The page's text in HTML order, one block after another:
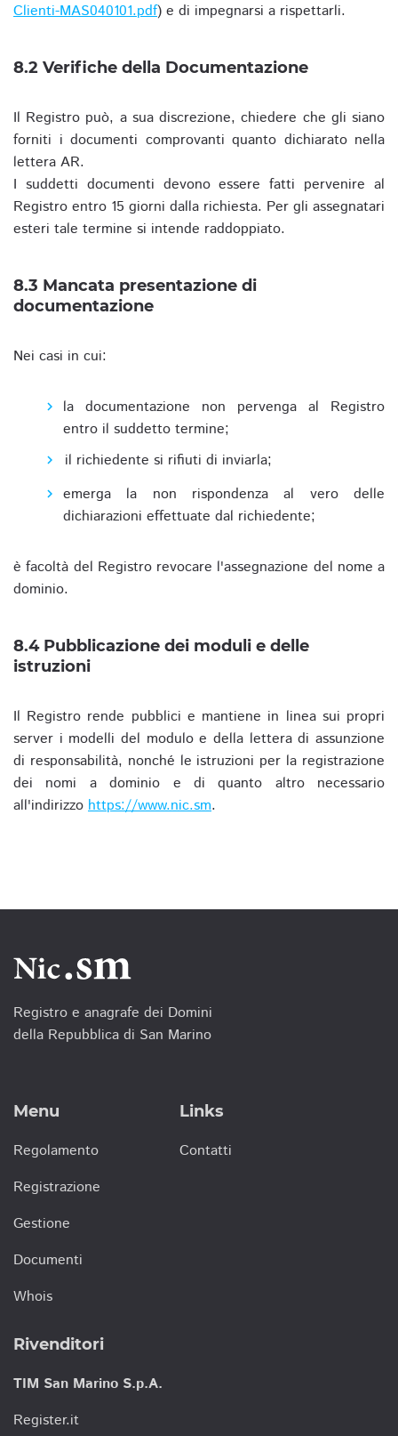
Clienti-MAS040101.pdf) e di impegnarsi a rispettarli.
8.2 Verifiche della Documentazione
Il Registro può, a sua discrezione, chiedere che gli siano
forniti i documenti comprovanti quanto dichiarato nella
lettera AR.
I suddetti documenti devono essere fatti pervenire al
Registro entro 15 giorni dalla richiesta. Per gli assegnatari
esteri tale termine si intende raddoppiato.
8.3 Mancata presentazione di
documentazione
Nei casi in cui:
la documentazione non pervenga al Registro
entro il suddetto termine;
il richiedente si rifiuti di inviarla;
emerga la non rispondenza al vero delle
dichiarazioni effettuate dal richiedente;
è facoltà del Registro revocare l'assegnazione del nome a
dominio.
8.4 Pubblicazione dei moduli e delle
istruzioni
Il Registro rende pubblici e mantiene in linea sui propri
server i modelli del modulo e della lettera di assunzione
di responsabilità, nonché le istruzioni per la registrazione
dei nomi a dominio e di quanto altro necessario
all'indirizzo https://www.nic.sm.
Registro e anagrafe dei Domini
della Repubblica di San Marino
Menu
Regolamento
Registrazione
Gestione
Documenti
Whois
Links
Contatti
Rivenditori
TIM San Marino S.p.A.
Register.it